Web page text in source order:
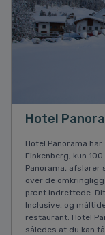
Hotel
Hotel Panorama
Finkenberg, kun
Panorama,
over de
pænt indrettede. Dit
Inclusive, og
restaurant. Hotel
således at du kan